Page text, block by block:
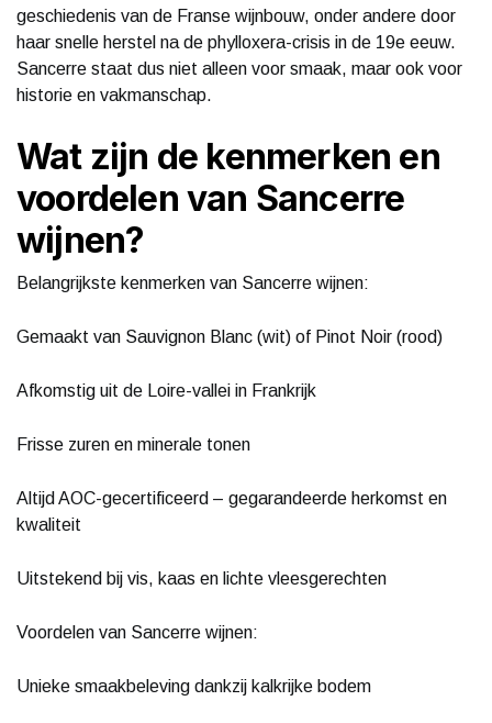
geschiedenis van de Franse wijnbouw, onder andere door
haar snelle herstel na de phylloxera-crisis in de 19e eeuw.
Sancerre staat dus niet alleen voor smaak, maar ook voor
historie en vakmanschap.
Wat zijn de kenmerken en
voordelen van Sancerre
wijnen?
Belangrijkste kenmerken van Sancerre wijnen:
Gemaakt van Sauvignon Blanc (wit) of Pinot Noir (rood)
Afkomstig uit de Loire-vallei in Frankrijk
Frisse zuren en minerale tonen
Altijd AOC-gecertificeerd – gegarandeerde herkomst en
kwaliteit
Uitstekend bij vis, kaas en lichte vleesgerechten
Voordelen van Sancerre wijnen:
Unieke smaakbeleving dankzij kalkrijke bodem